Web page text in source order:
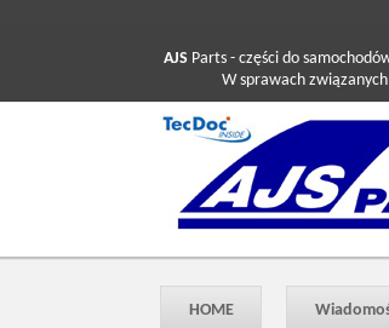
AJS Parts - części do
W sprawach związanych z
HOME